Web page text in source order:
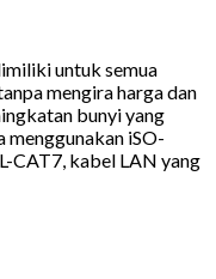
untuk semua
mengira harga dan
bunyi yang
menggunakan iSO-
CAT7, kabel LAN yang